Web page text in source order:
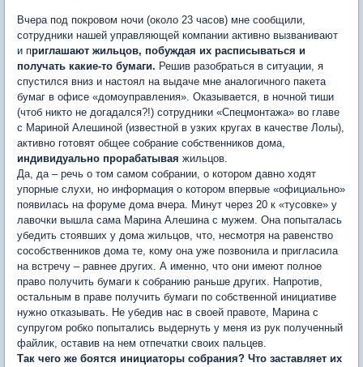
Вчера под покровом ночи (около 23 часов) мне сообщили,
сотрудники нашей управляющей компании активно вызванивают
и приглашают жильцов, побуждая их расписываться и
получать какие-то бумаги. Решив разобраться в ситуации, я
спустился вниз и настоял на выдаче мне аналогичного пакета
бумаг в офисе «домоуправления». Оказывается, в ночной тиши
(чтоб никто не догадался?!) сотрудники «Спецмонтажа» во главе
с Мариной Алешиной (известной в узких кругах в качестве Лолы),
активно готовят общее собрание собственников дома,
индивидуально прорабатывая жильцов.
Да, да – речь о том самом собрании, о котором давно ходят
упорные слухи, но информация о котором впервые «официально»
появилась на форуме дома вчера. Минут через 20 к «тусовке» у
лавочки вышла сама Марина Алешина с мужем. Она попыталась
убедить стоявших у дома жильцов, что, несмотря на равенство
сособственников дома те, кому она уже позвонила и пригласила
на встречу – равнее других. А именно, что они имеют полное
право получить бумаги к собранию раньше других. Напротив,
остальным в праве получить бумаги по собственной инициативе
нужно отказывать. Не убедив нас в своей правоте, Марина с
супругом робко попытались выдернуть у меня из рук полученный
файлик, оставив на нем отпечатки своих пальцев.
Так чего же боятся инициаторы собрания? Что заставляет их